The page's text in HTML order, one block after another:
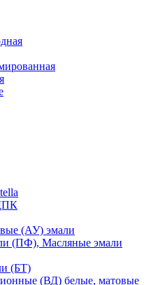
(АУ) эмали
(ПФ), Масляные эмали
(БТ)
(ВД) белые, матовые